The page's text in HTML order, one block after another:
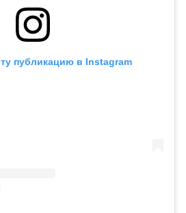
публикацию в Instagram